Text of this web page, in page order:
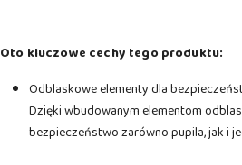
Oto kluczowe cechy tego produktu:
Odblaskowe elementy dla
Dzięki wbudowanym elementom
bezpieczeństwo zarówno pupila, jak i